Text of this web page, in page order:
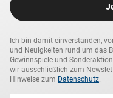
Ich bin damit einverstanden,
und Neuigkeiten rund um das
Gewinnspiele und
wir ausschließlich zum
Hinweise zum Datenschutz.